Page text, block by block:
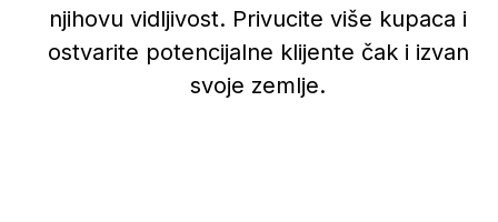
njihovu vidljivost. Privucite više kupaca i
ostvarite potencijalne klijente čak i izvan
svoje zemlje.